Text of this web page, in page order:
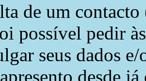
de um
possível pedir
seus dados
desde